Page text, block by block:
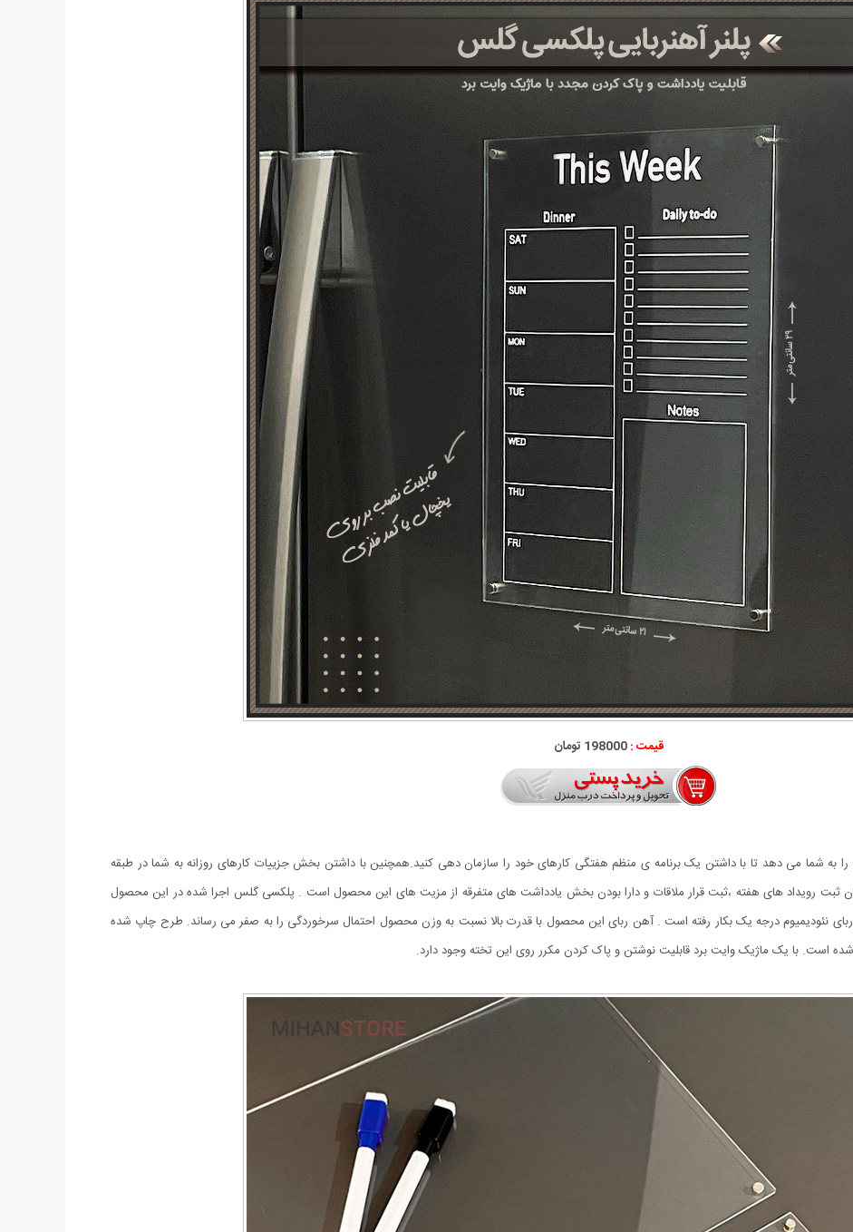
قیمت :198000 تومان
به شما می دهد تا با داشتن یک برنامه ی منظم هفتگی کارهای خود را سازمان دهی کنید.همچنین با داشتن بخش جزییات کارهای روزانه به شما در طبقه
ثبت رویداد های هفته ،ثبت قرار ملاقات و دارا بودن بخش یادداشت های متفرقه از مزیت های این محصول است . پلکسی گلس اجرا شده در این محصول
نئودیمیوم درجه یک بکار رفته است . آهن ربای این محصول با قدرت بالا نسبت به وزن محصول احتمال سرخوردگی را به صفر می رساند. طرح چاپ شده
با یک ماژیک وایت برد قابلیت نوشتن و پاک کردن مکرر روی این تخته وجود دارد.